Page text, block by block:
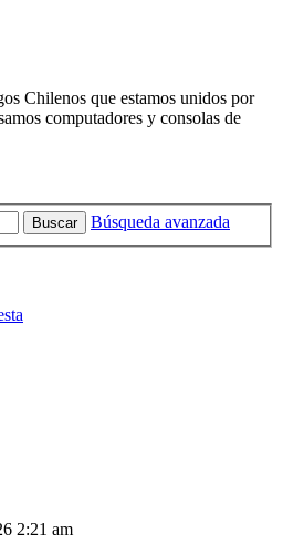
Chilenos que estamos unidos por
computadores y consolas de
Buscar Búsqueda avanzada
2:21 am